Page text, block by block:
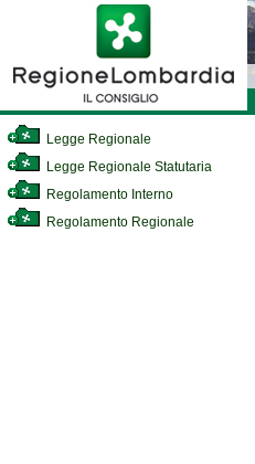
Legge Regionale
Legge Regionale Statutaria
Regolamento Interno
Regolamento Regionale